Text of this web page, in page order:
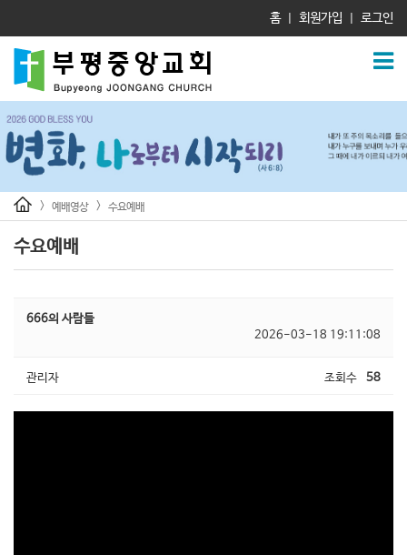
홈 회원가입 로그인
> 예배영상 > 수요예배
수요예배
666의 사람들
2026-03-18 19:11:08
관리자 조회수 58